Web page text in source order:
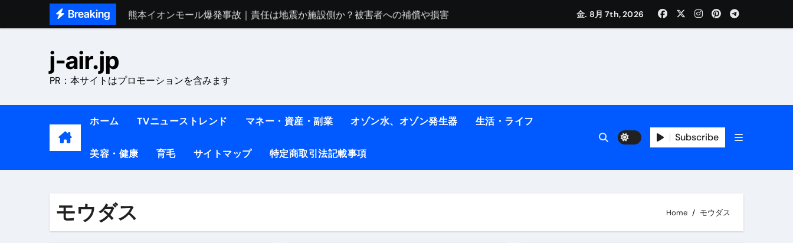
Breaking
熊本イオンモール爆発事故｜責任は地震か施設側か？被害者への補償や損害賠償をわかりやすく解説
【医者が教える】本当に痩せる薬はコレ！ #医療ダイエット
中町綾が2週間で3.5kg痩せた方法 #shots
【医者が解説】このふくらはぎ痩せ本当に効果ある？ #エクササイズ
金. 8月 7th, 2026
j-air.jp
PR：本サイトはプロモーションを含みます
ホーム TVニューストレンド マネー・資産・副業 オゾン水、オゾン発生器 生活・ライフ
美容・健康 育毛 サイトマップ 特定商取引法記載事項
Subscribe
モウダス Home モウダス